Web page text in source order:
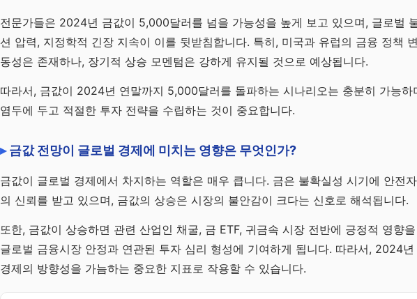
전문가들은 2024년 금값이 5,000달러를 넘을 가능성을 높게 보고 있으며, 글로벌
션 압력, 지정학적 긴장 지속이 이를 뒷받침합니다. 특히, 미국과 유럽의 금융 정책
동성은 존재하나, 장기적 상승 모멘텀은 강하게 유지될 것으로 예상됩니다.
따라서, 금값이 2024년 연말까지 5,000달러를 돌파하는 시나리오는 충분히 가능하
염두에 두고 적절한 투자 전략을 수립하는 것이 중요합니다.
금값 전망이 글로벌 경제에 미치는 영향은 무엇인가?
금값이 글로벌 경제에서 차지하는 역할은 매우 큽니다. 금은 불확실성 시기에 안전
의 신뢰를 받고 있으며, 금값의 상승은 시장의 불안감이 크다는 신호로 해석됩니다.
또한, 금값이 상승하면 관련 산업인 채굴, 금 ETF, 귀금속 시장 전반에 긍정적 영향
글로벌 금융시장 안정과 연관된 투자 심리 형성에 기여하게 됩니다. 따라서, 2024
경제의 방향성을 가늠하는 중요한 지표로 작용할 수 있습니다.